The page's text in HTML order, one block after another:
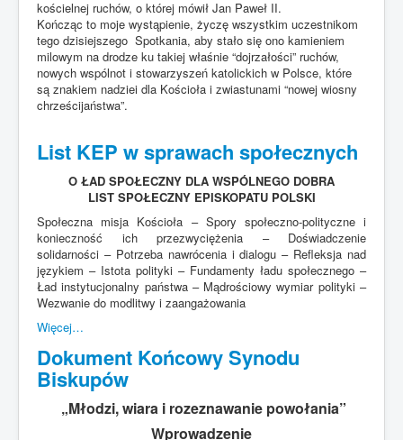
kościelnej ruchów, o której mówił Jan Paweł II.
Kończąc to moje wystąpienie, życzę wszystkim uczestnikom
tego dzisiejszego Spotkania, aby stało się ono kamieniem
milowym na drodze ku takiej właśnie “dojrzałości” ruchów,
nowych wspólnot i stowarzyszeń katolickich w Polsce, które
są znakiem nadziei dla Kościoła i zwiastunami “nowej wiosny
chrześcijaństwa”.
List KEP w sprawach społecznych
O ŁAD SPOŁECZNY DLA WSPÓLNEGO DOBRA
LIST SPOŁECZNY EPISKOPATU POLSKI
Społeczna misja Kościoła – Spory społeczno-polityczne i
konieczność ich przezwyciężenia – Doświadczenie
solidarności – Potrzeba nawrócenia i dialogu – Refleksja nad
językiem – Istota polityki – Fundamenty ładu społecznego –
Ład instytucjonalny państwa – Mądrościowy wymiar polityki –
Wezwanie do modlitwy i zaangażowania
Więcej…
Dokument Końcowy Synodu
Biskupów
„Młodzi, wiara i rozeznawanie powołania”
Wprowadzenie